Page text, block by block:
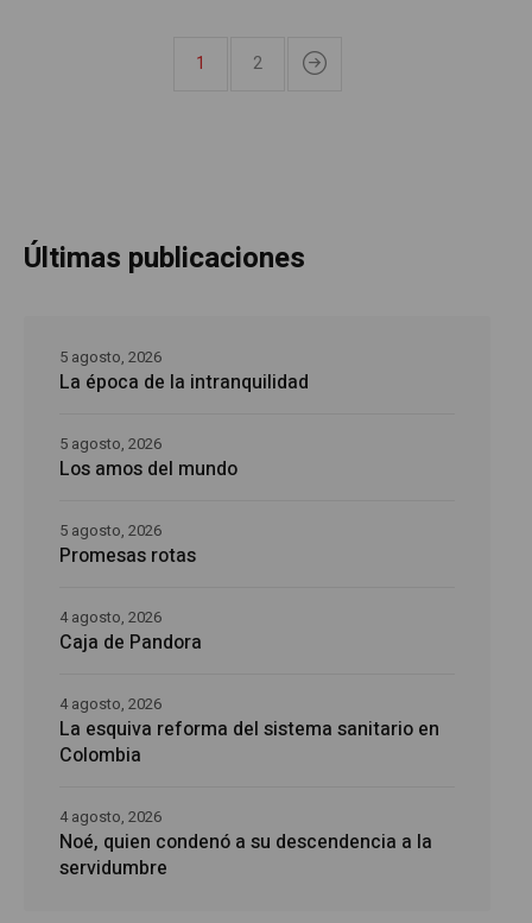
1 2
Últimas publicaciones
La época de la intranquilidad
5 agosto, 2026
Los amos del mundo
5 agosto, 2026
Promesas rotas
5 agosto, 2026
Caja de Pandora
4 agosto, 2026
La esquiva reforma del sistema sanitario en
Colombia
4 agosto, 2026
Noé, quien condenó a su descendencia a la
servidumbre
4 agosto, 2026